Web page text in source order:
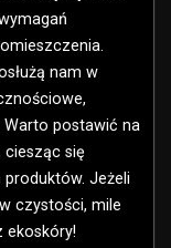
nam w
postawić na
ciesząc się
Jeżeli
czystości, mile
ekoskóry!